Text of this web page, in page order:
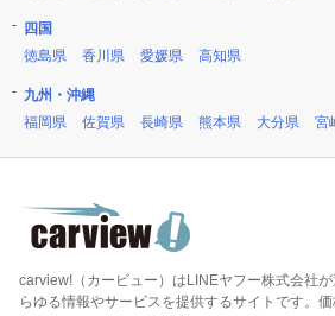
四国
徳島県
香川県 愛媛県 高知県
九州・沖縄
福岡県
佐賀県 長崎県 熊本県 大分県 宮
carview!（カービュー）はLINEヤフー株式会社
らゆる情報やサービスを提供するサイトです。